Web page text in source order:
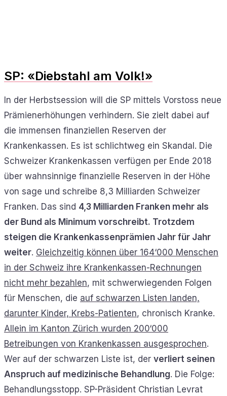
SP: «Diebstahl am Volk!»
In der Herbstsession will die SP mittels Vorstoss neue
Prämienerhöhungen verhindern. Sie zielt dabei auf
die immensen finanziellen Reserven der
Krankenkassen. Es ist schlichtweg ein Skandal. Die
Schweizer Krankenkassen verfügen per Ende 2018
über wahnsinnige finanzielle Reserven in der Höhe
von sage und schreibe 8,3 Milliarden Schweizer
Franken. Das sind 4,3 Milliarden Franken mehr als
der Bund als Minimum vorschreibt. Trotzdem
steigen die Krankenkassenprämien Jahr für Jahr
weiter. Gleichzeitig können über 164‘000 Menschen
in der Schweiz ihre Krankenkassen-Rechnungen
nicht mehr bezahlen, mit schwerwiegenden Folgen
für Menschen, die auf schwarzen Listen landen,
darunter Kinder, Krebs-Patienten, chronisch Kranke.
Allein im Kanton Zürich wurden 200‘000
Betreibungen von Krankenkassen ausgesprochen.
Wer auf der schwarzen Liste ist, der verliert seinen
Anspruch auf medizinische Behandlung. Die Folge:
Behandlungsstopp. SP-Präsident Christian Levrat